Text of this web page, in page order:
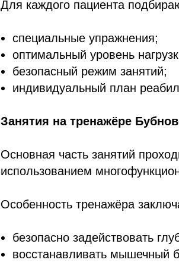
Для каждого пациента
специальные упражнения;
оптимальный уровень
безопасный режим занятий;
индивидуальный план
Занятия на тренажёре
Основная часть занятий
использованием
Особенность тренажёра
безопасно задействовать
восстанавливать мышечный